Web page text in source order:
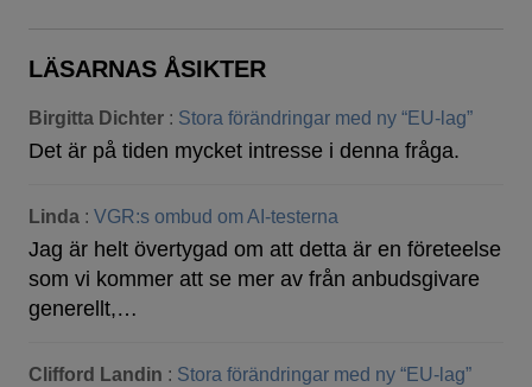
LÄSARNAS ÅSIKTER
Birgitta Dichter : Stora förändringar med ny “EU-lag”
Det är på tiden mycket intresse i denna fråga.
Linda : VGR:s ombud om AI-testerna
Jag är helt övertygad om att detta är en företeelse
som vi kommer att se mer av från anbudsgivare
generellt,…
Clifford Landin : Stora förändringar med ny “EU-lag”